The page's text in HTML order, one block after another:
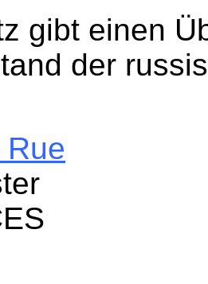
gibt einen
der